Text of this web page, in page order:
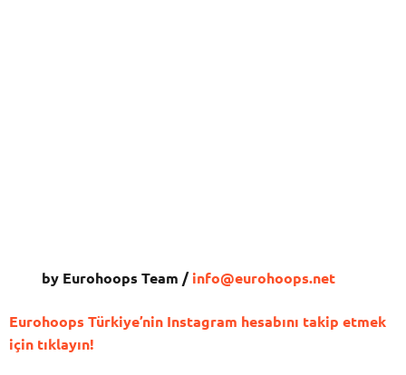
by Eurohoops Team /info@eurohoops.net
Eurohoops Türkiye’nin Instagram hesabını takip etmek
için tıklayın!